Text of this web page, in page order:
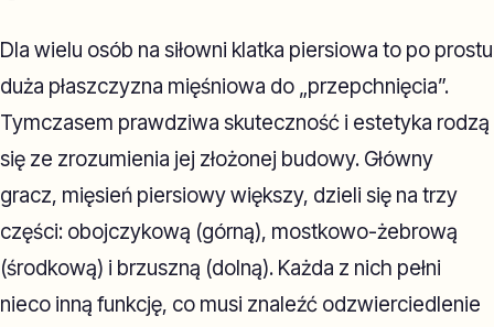
Dla wielu osób na siłowni klatka piersiowa to po prostu
duża płaszczyzna mięśniowa do „przepchnięcia”.
Tymczasem prawdziwa skuteczność i estetyka rodzą
się ze zrozumienia jej złożonej budowy. Główny
gracz, mięsień piersiowy większy, dzieli się na trzy
części: obojczykową (górną), mostkowo-żebrową
(środkową) i brzuszną (dolną). Każda z nich pełni
nieco inną funkcję, co musi znaleźć odzwierciedlenie